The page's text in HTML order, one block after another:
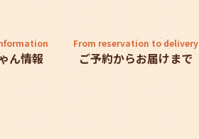
ん情報
From reservation to delivery
ご予約からお届けまで